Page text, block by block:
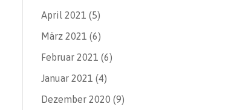
April 2021 (5)
März 2021 (6)
Februar 2021 (6)
Januar 2021 (4)
Dezember 2020 (9)